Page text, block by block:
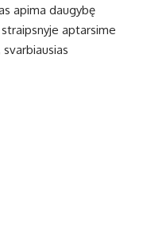
apima daugybę
aptarsime